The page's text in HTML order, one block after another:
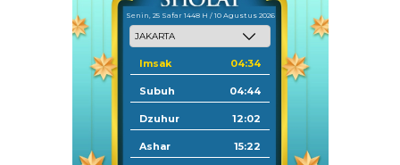
Senin, 25 Safar 1448 H / 10 Agustus 2026
Imsak 04:34
Subuh 04:44
Dzuhur 12:02
Ashar 15:22